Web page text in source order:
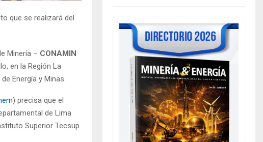
que se realizará del
Minería – CONAMIN
en la Región La
Energía y Minas.
) precisa que el
de Lima
Superior Tecsup.